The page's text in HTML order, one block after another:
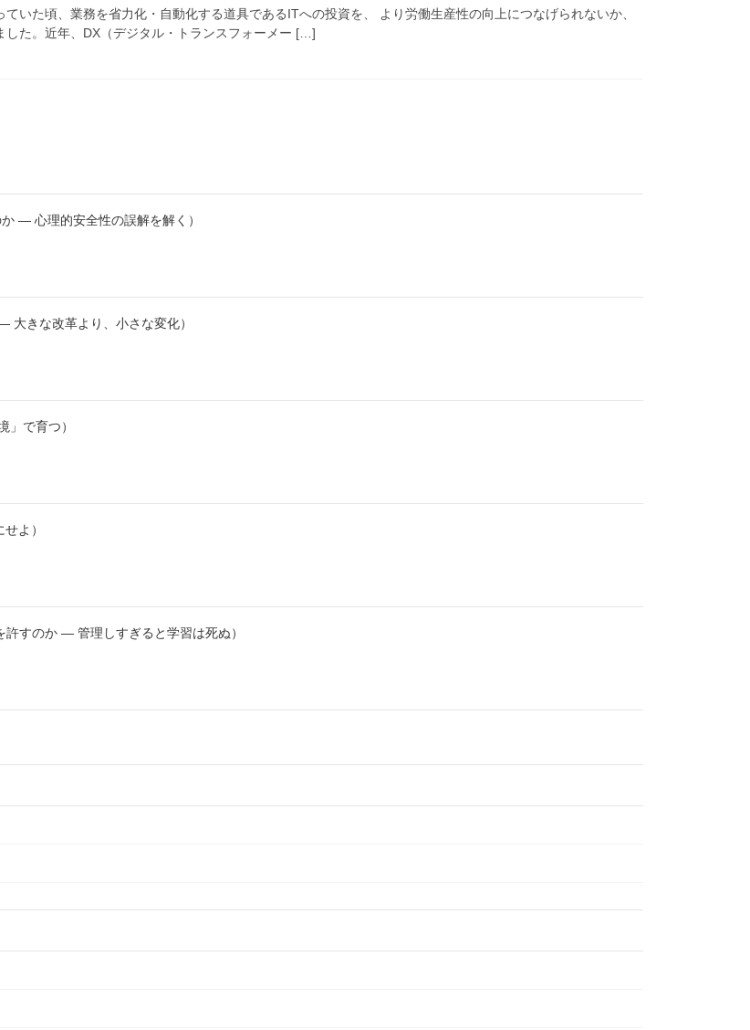
いた頃、業務を省力化・自動化する道具であるITへの投資を、 より労働生産性の向上につなげられないか、
した。近年、DX（デジタル・トランスフォーメー […]
― 心理的安全性の誤解を解く）
きな改革より、小さな変化）
で育つ）
よ）
すのか ― 管理しすぎると学習は死ぬ）